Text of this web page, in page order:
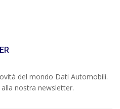
del mondo Dati Automobili.
nostra newsletter.